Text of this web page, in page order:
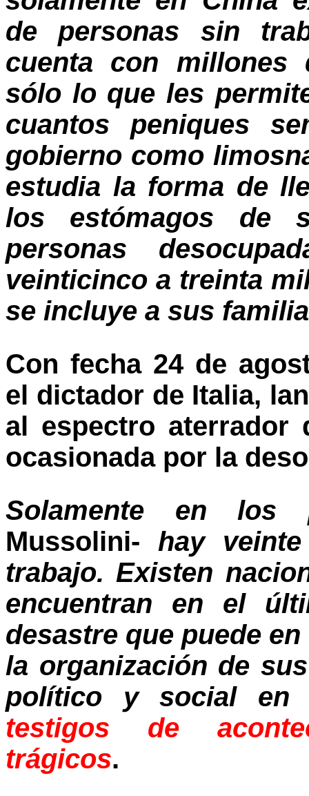
de personas sin
cuenta con millones
sólo lo que les
cuantos peniques
gobierno como
estudia la forma de
los estómagos de
personas
veinticinco a treinta
se incluye a sus
Con fecha 24 de
el dictador de Italia,
al espectro aterrador
ocasionada por la
Solamente en los
Mussolini- hay
trabajo. Existen
encuentran en el
desastre que puede
la organización de
político y social
testigos de
trágicos.